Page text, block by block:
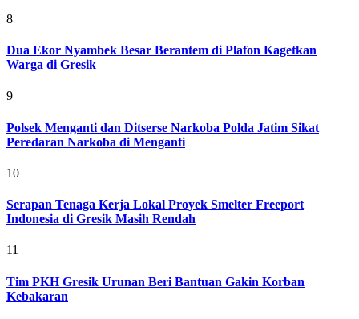
8
Dua Ekor Nyambek Besar Berantem di Plafon Kagetkan
Warga di Gresik
9
Polsek Menganti dan Ditserse Narkoba Polda Jatim Sikat
Peredaran Narkoba di Menganti
10
Serapan Tenaga Kerja Lokal Proyek Smelter Freeport
Indonesia di Gresik Masih Rendah
11
Tim PKH Gresik Urunan Beri Bantuan Gakin Korban
Kebakaran